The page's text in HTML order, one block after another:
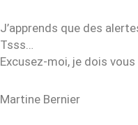
J’apprends que des
Tsss…
Excusez-moi, je dois
Martine Bernier